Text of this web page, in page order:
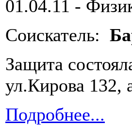
01.04.11 -
Соискатель:
Защита
ул.Кирова 132,
Подробнее...